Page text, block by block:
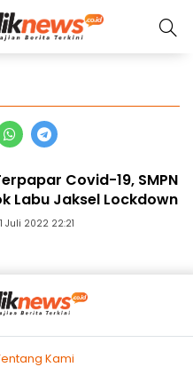
Covid-19, SMPN
Labu Jaksel Lockdown
Juli 2022 22:21
Kami